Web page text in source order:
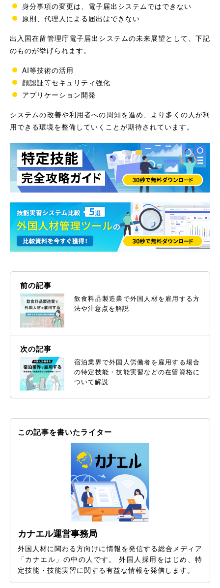
身分事項の変更は、電子届出システムではできない
原則、代理人による届出はできない
出入国在留管理庁電子届出システムの未来展望として、下記
のものが挙げられます。
AI等技術の活用
顔認証等セキュリティ強化
アプリケーション開発
システムの改善や利用者への周知を進め、より多くの人が利
用できる環境を整備していくことが期待されています。
前の記事
飲食料品製造業で外国人材を雇用する方
法や注意点を解説
次の記事
宿泊業界で外国人労働者を雇用する場合
の特定技能・技能実習などの在留資格に
ついて解説
この記事を書いたライター
カナエル運営事務局
外国人材に関わる方向けに情報を発信する総合メディア
「カナエル」の中の人です。 外国人採用をはじめ、特
定技能・技能実習に関する有益な情報を発信します。